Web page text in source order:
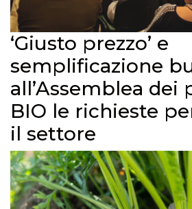
‘Giusto prezzo’ e
semplificazione
all’Assemblea
BIO le richieste
il settore